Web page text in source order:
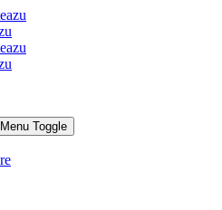
Menu Toggle